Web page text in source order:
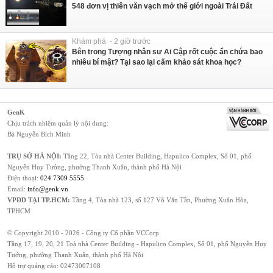
548 đơn vị thiên văn vạch mở thế giới ngoài Trái Đất
Khám phá - 2 giờ trước
Bên trong Tượng nhân sư Ai Cập rốt cuộc ẩn chứa bao
nhiêu bí mật? Tại sao lại cấm khảo sát khoa học?
GenK
Chịu trách nhiệm quản lý nội dung:
Bà Nguyễn Bích Minh
TRỤ SỞ HÀ NỘI: Tầng 22, Tòa nhà Center Building, Hapulico Complex, Số 01, phố
Nguyễn Huy Tưởng, phường Thanh Xuân, thành phố Hà Nội
Điện thoại: 024 7309 5555
Email: info@genk.vn
VPĐD TẠI TP.HCM: Tầng 4, Tòa nhà 123, số 127 Võ Văn Tần, Phường Xuân Hòa,
TPHCM
© Copyright 2010 - 2026 - Công ty Cổ phần VCCorp
Tầng 17, 19, 20, 21 Toà nhà Center Building - Hapulico Complex, Số 01, phố Nguyễn Huy
Tưởng, phường Thanh Xuân, thành phố Hà Nội
Hỗ trợ quảng cáo: 02473007108